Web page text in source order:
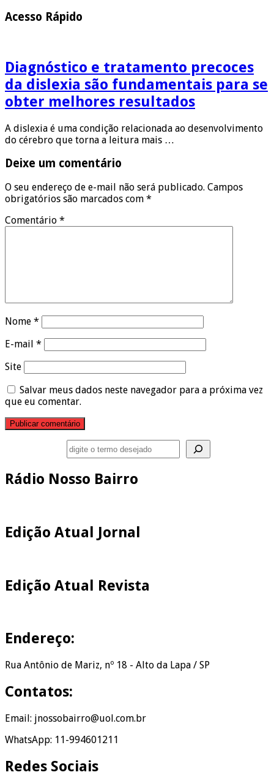
Acesso Rápido
Diagnóstico e tratamento precoces
da dislexia são fundamentais para se
obter melhores resultados
A dislexia é uma condição relacionada ao desenvolvimento
do cérebro que torna a leitura mais …
Deixe um comentário
O seu endereço de e-mail não será publicado. Campos
obrigatórios são marcados com *
Comentário *
Nome *
E-mail *
Site
Salvar meus dados neste navegador para a próxima vez
que eu comentar.
Rádio Nosso Bairro
Edição Atual Jornal
Edição Atual Revista
Endereço:
Rua Antônio de Mariz, nº 18 - Alto da Lapa / SP
Contatos:
Email: jnossobairro@uol.com.br
WhatsApp: 11-994601211
Redes Sociais